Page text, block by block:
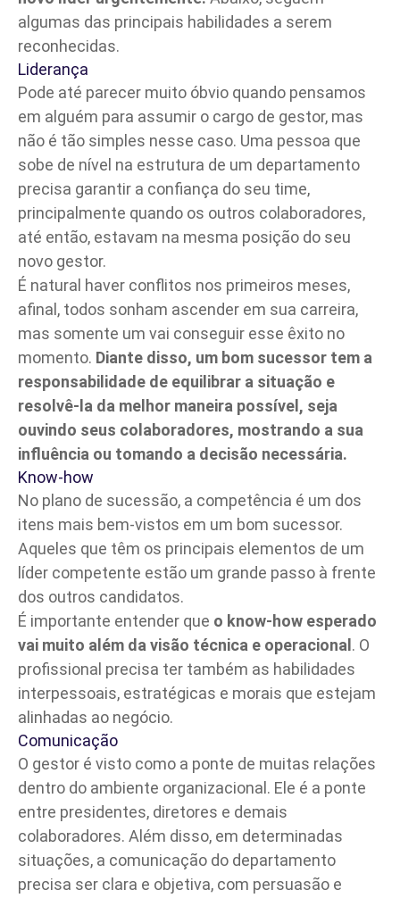
algumas das principais habilidades a serem
reconhecidas.
Liderança
Pode até parecer muito óbvio quando pensamos
em alguém para assumir o cargo de gestor, mas
não é tão simples nesse caso. Uma pessoa que
sobe de nível na estrutura de um departamento
precisa garantir a confiança do seu time,
principalmente quando os outros colaboradores,
até então, estavam na mesma posição do seu
novo gestor.
É natural haver conflitos nos primeiros meses,
afinal, todos sonham ascender em sua carreira,
mas somente um vai conseguir esse êxito no
momento. Diante disso, um bom sucessor tem a
responsabilidade de equilibrar a situação e
resolvê-la da melhor maneira possível, seja
ouvindo seus colaboradores, mostrando a sua
influência ou tomando a decisão necessária.
Know-how
No plano de sucessão, a competência é um dos
itens mais bem-vistos em um bom sucessor.
Aqueles que têm os principais elementos de um
líder competente estão um grande passo à frente
dos outros candidatos.
É importante entender que o know-how esperado
vai muito além da visão técnica e operacional . O
profissional precisa ter também as habilidades
interpessoais, estratégicas e morais que estejam
alinhadas ao negócio.
Comunicação
O gestor é visto como a ponte de muitas relações
dentro do ambiente organizacional. Ele é a ponte
entre presidentes, diretores e demais
colaboradores. Além disso, em determinadas
situações, a comunicação do departamento
precisa ser clara e objetiva, com persuasão e